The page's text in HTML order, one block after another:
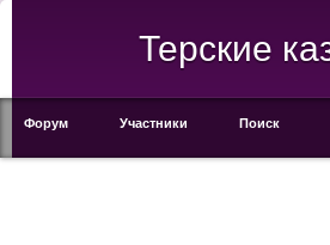
Терские
Форум Участники Поиск